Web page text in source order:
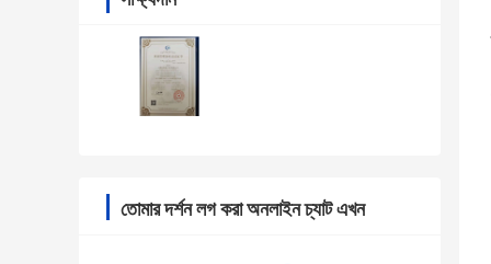
তোমার দর্শন লগ করা অনলাইন চ্যাট এখন